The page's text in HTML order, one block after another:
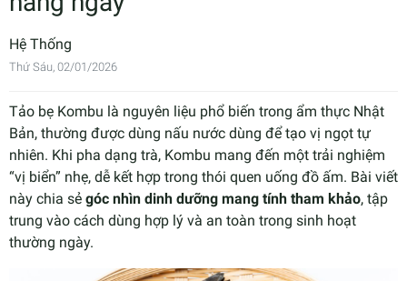
Hệ Thống
Thứ Sáu, 02/01/2026
Tảo bẹ Kombu là nguyên liệu phổ biến trong ẩm thực Nhật
Bản, thường được dùng nấu nước dùng để tạo vị ngọt tự
nhiên. Khi pha dạng trà, Kombu mang đến một trải nghiệm
“vị biển” nhẹ, dễ kết hợp trong thói quen uống đồ ấm. Bài viết
này chia sẻ góc nhìn dinh dưỡng mang tính tham khảo, tập
trung vào cách dùng hợp lý và an toàn trong sinh hoạt
thường ngày.